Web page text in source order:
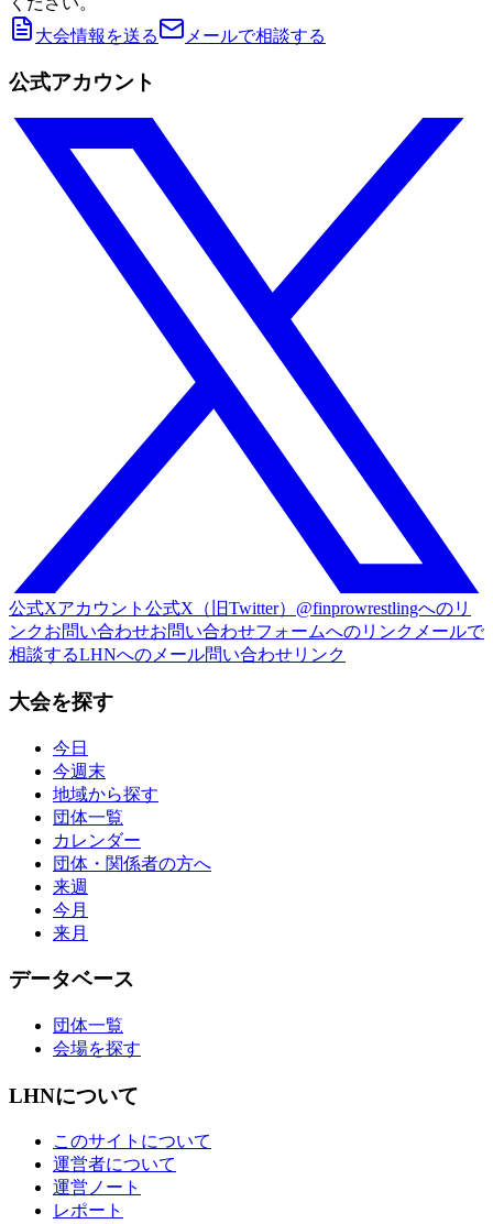
大会情報を送る
メールで相談する
公式アカウント
公式Xアカウント 公式X（旧Twitter）@finprowrestlingへのリ
ンクお問い合わせお問い合わせフォームへのリンク メールで
相談するLHNへのメール問い合わせリンク
大会を探す
今日
今週末
地域から探す
団体一覧
カレンダー
団体・関係者の方へ
来週
今月
来月
データベース
団体一覧
会場を探す
LHNについて
このサイトについて
運営者について
運営ノート
レポート